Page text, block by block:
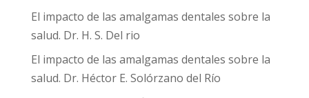
El impacto de las amalgamas dentales sobre la
salud. Dr. H. S. Del rio
El impacto de las amalgamas dentales sobre la
salud. Dr. Héctor E. Solórzano del Río